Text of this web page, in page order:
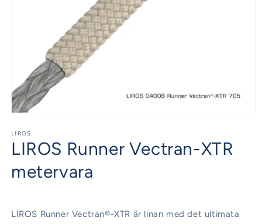
1
i
modalfönster
LIROS
LIROS Runner Vectran-XTR
metervara
LIROS Runner Vectran®-XTR är linan med det ultimata